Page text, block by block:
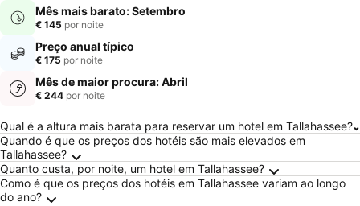
Mês mais barato: Setembro
€ 145 por noite
Preço anual típico
€ 175 por noite
Mês de maior procura: Abril
€ 244 por noite
Perguntas Frequentes sobre Tallahassee
Qual é a altura mais barata para reservar um hotel em Tallahassee?
Quando é que os preços dos hotéis são mais elevados em
Tallahassee?
Quanto custa, por noite, um hotel em Tallahassee?
Como é que os preços dos hotéis em Tallahassee variam ao longo
do ano?